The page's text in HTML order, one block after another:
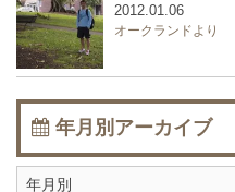
オークランドより
2012.01.06
年月別アーカイブ